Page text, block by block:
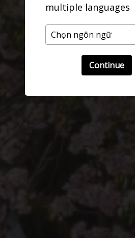
multiple languages
Continue